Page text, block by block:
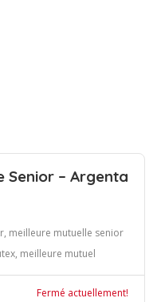
Senior – Argenta
meilleure mutuelle senior
meilleure mutuel
Fermé actuellement!